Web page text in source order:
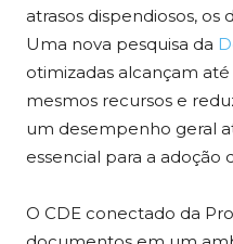
atrasos dispendiosos,
Uma nova pesquisa da
otimizadas alcançam
mesmos recursos e
um desempenho geral
essencial para a
O CDE conectado da